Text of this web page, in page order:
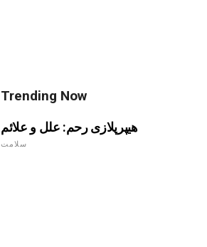
Trending Now
هیپرپلازی رحم: علل و علائم
سلامت